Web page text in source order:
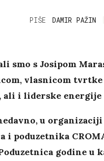
PIŠE DAMIR PAŽIN
smo s Josipom
vlasnicom tvrtke
ali i liderske energije
u
i poduzetnika
godine u